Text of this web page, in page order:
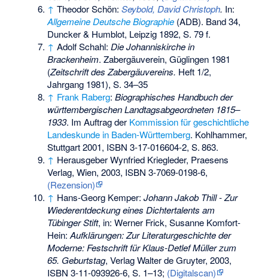
↑ Theodor Schön:Seybold, David Christoph. In:
Allgemeine Deutsche Biographie (ADB). Band 34,
Duncker & Humblot, Leipzig 1892, S. 79 f.
↑ Adolf Schahl:Die Johanniskirche in
Brackenheim. Zabergäuverein, Güglingen 1981
(Zeitschrift des Zabergäuvereins. Heft 1/2,
Jahrgang 1981), S. 34–35
↑ Frank Raberg:Biographisches Handbuch der
württembergischen Landtagsabgeordneten 1815–
1933. Im Auftrag der Kommission für geschichtliche
Landeskunde in Baden-Württemberg. Kohlhammer,
Stuttgart 2001, ISBN 3-17-016604-2,S.863.
↑ Herausgeber Wynfried Kriegleder, Praesens
Verlag, Wien, 2003, ISBN 3-7069-0198-6,
(Rezension)
↑ Hans-Georg Kemper:Johann Jakob Thill - Zur
Wiederentdeckung eines Dichtertalents am
Tübinger Stift, in: Werner Frick,Susanne Komfort-
Hein:Aufklärungen: Zur Literaturgeschichte der
Moderne: Festschrift für Klaus-Detlef Müller zum
65. Geburtstag, Verlag Walter de Gruyter, 2003,
ISBN 3-11-093926-6, S. 1–13; (Digitalscan)